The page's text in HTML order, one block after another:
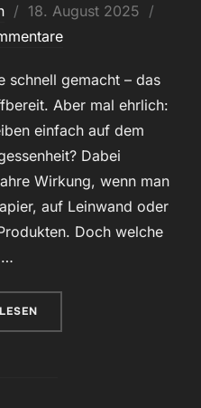
Veröffentlicht
am
18. August 2025
schnell gemacht – das
Aber mal ehrlich:
einfach auf dem
Dabei
Wirkung, wenn man
auf Leinwand oder
Doch welche
…
ÜBER „VON DER KAMERA AN
LESEN